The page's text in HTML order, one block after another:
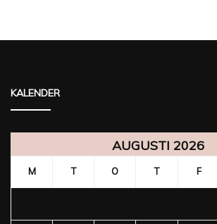
KALENDER
AUGUSTI 2026
M T O T F